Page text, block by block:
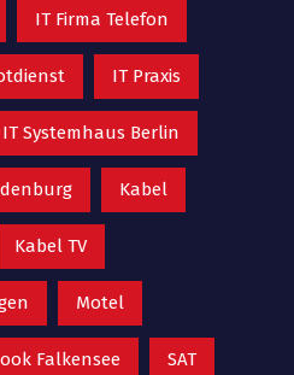
IT Firma Telefon
IT Praxis
IT Systemhaus Berlin
Kabel
Kabel TV
Motel
Falkensee SAT